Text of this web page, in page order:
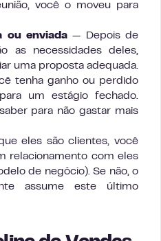
você o moveu para
ou enviada — Depois de
as necessidades deles,
uma proposta adequada.
tenha ganho ou perdido
um estágio fechado.
para não gastar mais
eles são clientes, você
relacionamento com eles
de negócio). Se não, o
assume este último